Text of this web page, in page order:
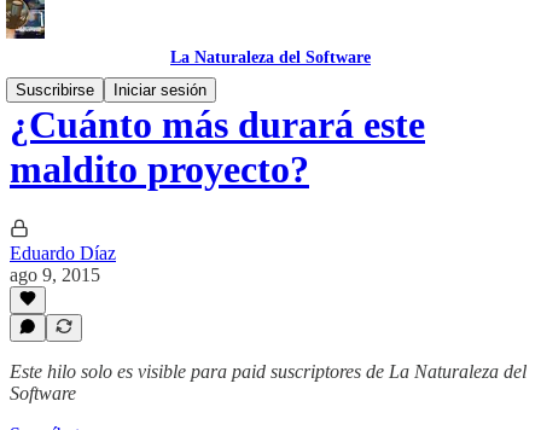
La Naturaleza del Software
Suscribirse
Iniciar sesión
¿Cuánto más durará este
maldito proyecto?
Eduardo Díaz
ago 9, 2015
Este hilo solo es visible para paid suscriptores de La Naturaleza del
Software